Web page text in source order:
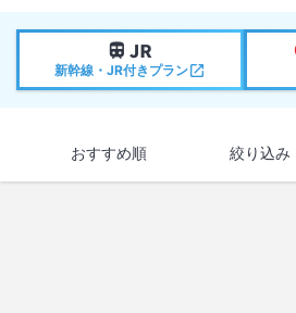
新幹線・JR付きプラン
おすすめ順 絞り込み